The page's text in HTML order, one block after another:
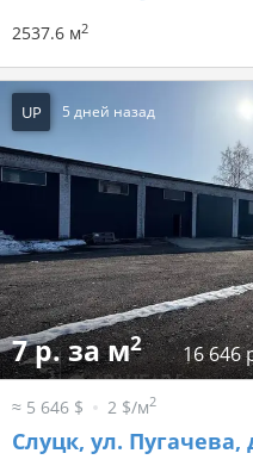
2537.6 м2
UP 5 дней назад
7 р. за м2 16 646
≈ 5 646 $ 2 $/м2
Слуцк, ул. Пугачева,